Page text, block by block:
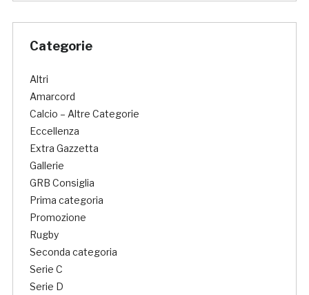
Categorie
Altri
Amarcord
Calcio – Altre Categorie
Eccellenza
Extra Gazzetta
Gallerie
GRB Consiglia
Prima categoria
Promozione
Rugby
Seconda categoria
Serie C
Serie D